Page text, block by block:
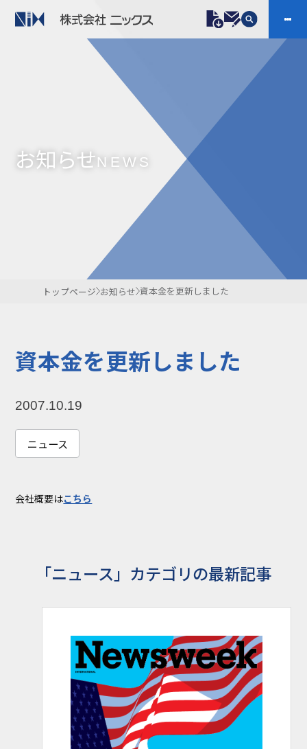
プラスチックファスナー 機構部品
ケーブルマーカー
樹脂継手、配管施工
防虫忌避製品ARINIX
プリント基板実装関連
会社案内
IR
お問い合わせ 開発・導入実績
よくあるご質問
NIXのサスティナ
環境負荷物質調
お知らせNEWS
トップページ お知らせ 資本金を更新しました
資本金を更新しました
2007.10.19
ニュース
会社概要はこちら
「ニュース」カテゴリの最新記事